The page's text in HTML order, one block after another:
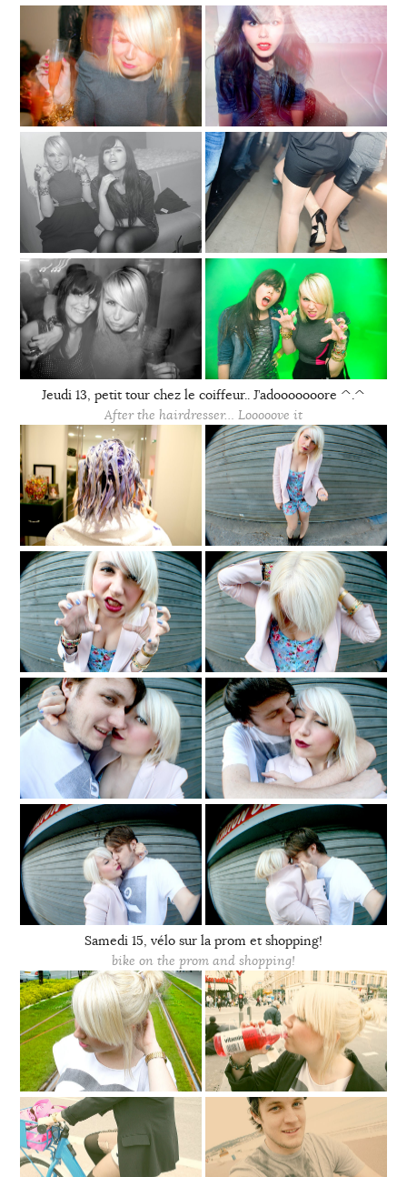
Jeudi 13, petit tour chez le coiffeur.. J’adooooooore ^.^
After the hairdresser… Looooove it
Samedi 15, vélo sur la prom et shopping!
bike on the prom and shopping!